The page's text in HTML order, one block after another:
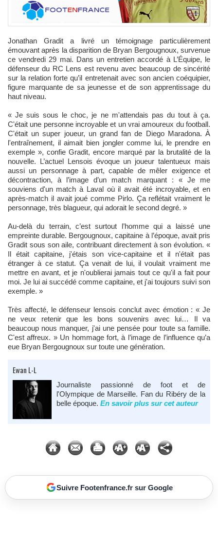
Jonathan Gradit a livré un témoignage particulièrement
émouvant après la disparition de Bryan Bergougnoux, survenue
ce vendredi 29 mai. Dans un entretien accordé à L’Équipe, le
défenseur du RC Lens est revenu avec beaucoup de sincérité
sur la relation forte qu’il entretenait avec son ancien coéquipier,
figure marquante de sa jeunesse et de son apprentissage du
haut niveau.
« Je suis sous le choc, je ne m'attendais pas du tout à ça.
C'était une personne incroyable et un vrai amoureux du football.
C'était un super joueur, un grand fan de Diego Maradona. À
l'entraînement, il aimait bien jongler comme lui, le prendre en
exemple », confie Gradit, encore marqué par la brutalité de la
nouvelle. L’actuel Lensois évoque un joueur talentueux mais
aussi un personnage à part, capable de mêler exigence et
décontraction, à l’image d’un match marquant : « Je me
souviens d'un match à Laval où il avait été incroyable, et en
après-match il avait joué comme Pirlo. Ça reflétait vraiment le
personnage, très blagueur, qui adorait le second degré. »
Au-delà du terrain, c’est surtout l’homme qui a laissé une
empreinte durable. Bergougnoux, capitaine à l’époque, avait pris
Gradit sous son aile, contribuant directement à son évolution. «
Il était capitaine, j'étais son vice-capitaine et il n'était pas
étranger à ce statut. Ça venait de lui, il voulait vraiment me
mettre en avant, et je n'oublierai jamais tout ce qu'il a fait pour
moi. Je lui ai succédé comme capitaine, et j'ai toujours suivi son
exemple. »
Très affecté, le défenseur lensois conclut avec émotion : « Je
ne veux retenir que les bons souvenirs avec lui… Il va
beaucoup nous manquer, j'ai une pensée pour toute sa famille.
C'est affreux. » Un hommage fort, à l’image de l’influence qu’a
eue Bryan Bergougnoux sur toute une génération.
Ewan L-L
Journaliste passionné de foot et de
l'Olympique de Marseille. Fan du Ribéry de la
belle époque. En savoir plus sur cet auteur
Suivre Footenfrance.fr sur Google